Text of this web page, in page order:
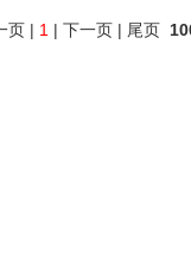
页 | 1 | 下一页 | 尾页